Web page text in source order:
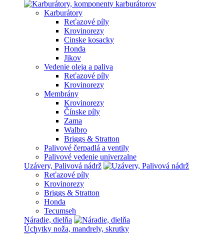
Karburátory
Reťazové píly
Krovinorezy
Cinske kosacky
Honda
Jikov
Vedenie oleja a paliva
Reťazové píly
Krovinorezy
Membrány
Krovinorezy
Čínske píly
Zama
Walbro
Briggs & Stratton
Palivové čerpadlá a ventily
Palivové vedenie univerzalne
Uzávery, Palivová nádrž
Reťazové píly
Krovinorezy
Briggs & Stratton
Honda
Tecumseh
Náradie, dielňa
Úchytky noža, mandrely, skrutky